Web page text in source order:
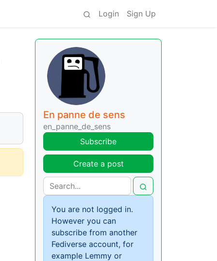
Login Sign Up
En panne de sens
en_panne_de_sens
Subscribe
Create a post
You are not logged in.
However you can
subscribe from another
Fediverse account, for
example Lemmy or